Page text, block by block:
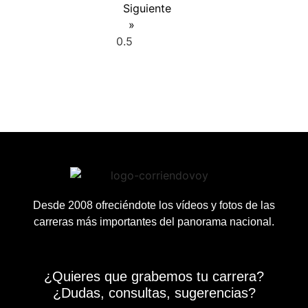
Siguiente
»
Desde 2008 ofreciéndote los vídeos y fotos de las
carreras más importantes del panorama nacional.
¿Quieres que grabemos tu carrera?
¿Dudas, consultas, sugerencias?